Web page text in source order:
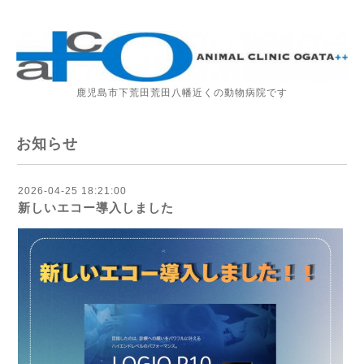
鹿児島市下荒田荒田八幡近くの動物病院です
お知らせ
2026-04-25 18:21:00
新しいエコー導入しました